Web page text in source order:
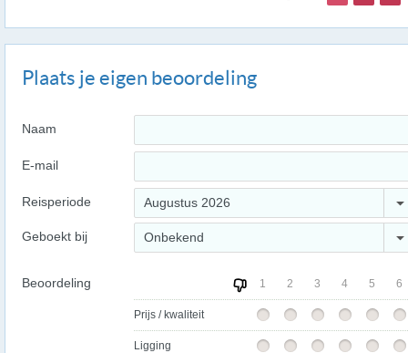
Plaats je eigen beoordeling
Naam
E-mail
Reisperiode Augustus 2026
Geboekt bij Onbekend
Beoordeling 1 2 3 4 5 6
Prijs / kwaliteit
Ligging